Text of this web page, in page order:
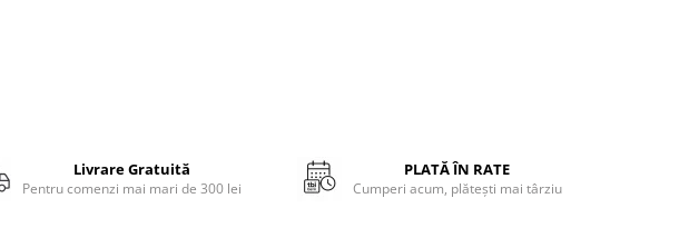
Livrare Gratuită
Pentru comenzi mai mari de 300 lei
PLATĂ ÎN RATE
Cumperi acum, plătești mai târziu